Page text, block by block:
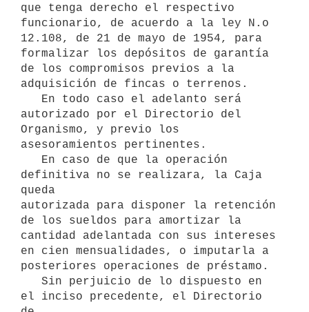
que tenga derecho el respectivo
funcionario, de acuerdo a la ley N.o
12.108, de 21 de mayo de 1954, para
formalizar los depósitos de garantía
de los compromisos previos a la
adquisición de fincas o terrenos.
autorizado por el Directorio del
Organismo, y previo los
asesoramientos pertinentes.
definitiva no se realizara, la Caja
queda
autorizada para disponer la retención
de los sueldos para amortizar la
cantidad adelantada con sus intereses
en cien mensualidades, o imputarla a
posteriores operaciones de préstamo.
el inciso precedente, el Directorio